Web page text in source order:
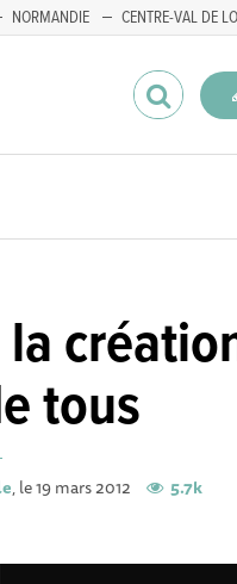
NORMANDIE CENTRE-VAL DE
tous
, le 19 mars 2012 5.7k